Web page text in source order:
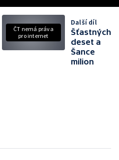
ČT nemá práva
pro internet
Další díl
Šťastných
deset a
Šance
milion